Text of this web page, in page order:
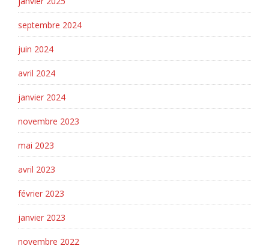
septembre 2024
juin 2024
avril 2024
janvier 2024
novembre 2023
mai 2023
avril 2023
février 2023
janvier 2023
novembre 2022